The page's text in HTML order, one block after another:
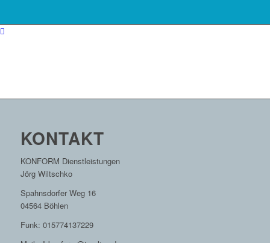
KONTAKT
KONFORM Dienstleistungen
Jörg Wiltschko
Spahnsdorfer Weg 16
04564 Böhlen
Funk: 015774137229